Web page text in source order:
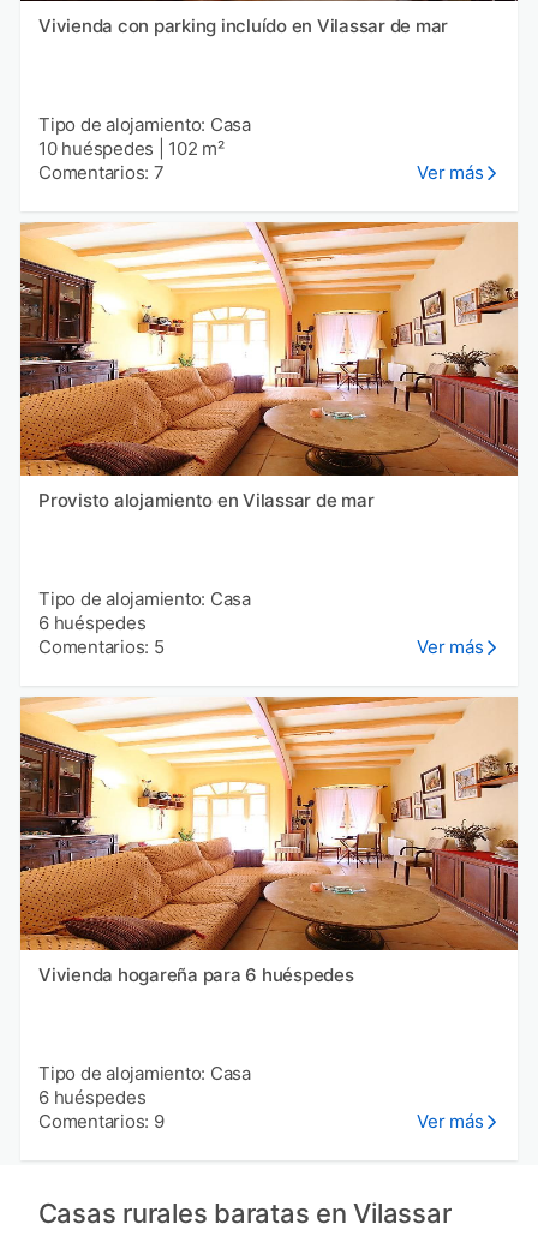
Vivienda con parking incluído en Vilassar de mar
Tipo de alojamiento: Casa
10 huéspedes
102 m²
Comentarios: 7
Ver más
Provisto alojamiento en Vilassar de mar
Tipo de alojamiento: Casa
6 huéspedes
Comentarios: 5
Ver más
Vivienda hogareña para 6 huéspedes
Tipo de alojamiento: Casa
6 huéspedes
Comentarios: 9
Ver más
Casas rurales baratas en Vilassar